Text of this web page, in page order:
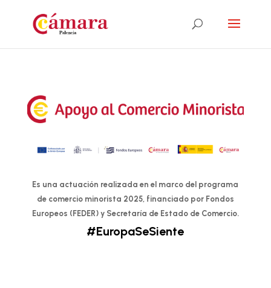
Es una actuación realizada en el marco del programa
de comercio minorista 2025, financiado por Fondos
Europeos (FEDER) y Secretaría de Estado de Comercio.
#EuropaSeSiente